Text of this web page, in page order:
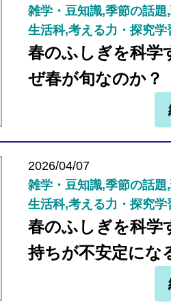
雑学・豆知識,季節の話題
生活科,考える力・探究学
春のふしぎを科
ぜ春が旬なのか？
2026/04/07
雑学・豆知識,季節の話題
生活科,考える力・探究学
春のふしぎを科
持ちが不安定にな